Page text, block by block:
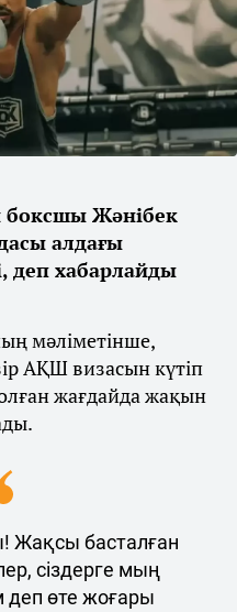
боксшы Жәнібек
алдағы
деп хабарлайды
мәліметінше,
АҚШ визасын күтіп
жағдайда жақын
Жақсы басталған
сіздерге мың
деп өте жоғары